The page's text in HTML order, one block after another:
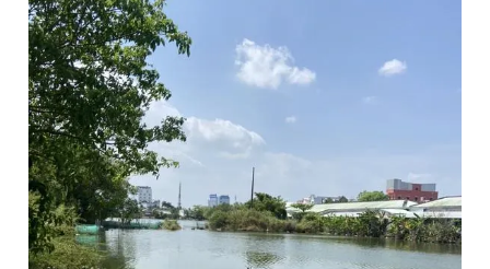
Theo dõi báo trên
Hotline
0906 645 777
Liên hệ quảng cáo
0908 780 404
Đặt báo Quảng cáo RSS Tòa soạn Chính sách bảo